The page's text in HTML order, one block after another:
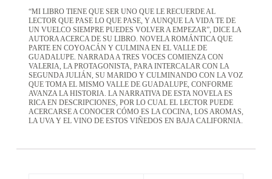
“MI LIBRO TIENE QUE SER UNO QUE LE RECUERDE AL
LECTOR QUE PASE LO QUE PASE, Y AUNQUE LA VIDA TE DE
UN VUELCO SIEMPRE PUEDES VOLVER A EMPEZAR”, DICE LA
AUTORA ACERCA DE SU LIBRO. NOVELA ROMÁNTICA QUE
PARTE EN COYOACÁN Y CULMINA EN EL VALLE DE
GUADALUPE. NARRADA A TRES VOCES COMIENZA CON
VALERIA, LA PROTAGONISTA, PARA INTERCALAR CON LA
SEGUNDA JULIÁN, SU MARIDO Y CULMINANDO CON LA VOZ
QUE TOMA EL MISMO VALLE DE GUADALUPE, CONFORME
AVANZA LA HISTORIA. LA NARRATIVA DE ESTA NOVELA ES
RICA EN DESCRIPCIONES, POR LO CUAL EL LECTOR PUEDE
ACERCARSE A CONOCER CÓMO ES LA COCINA, LOS AROMAS,
LA UVA Y EL VINO DE ESTOS VIÑEDOS EN BAJA CALIFORNIA.